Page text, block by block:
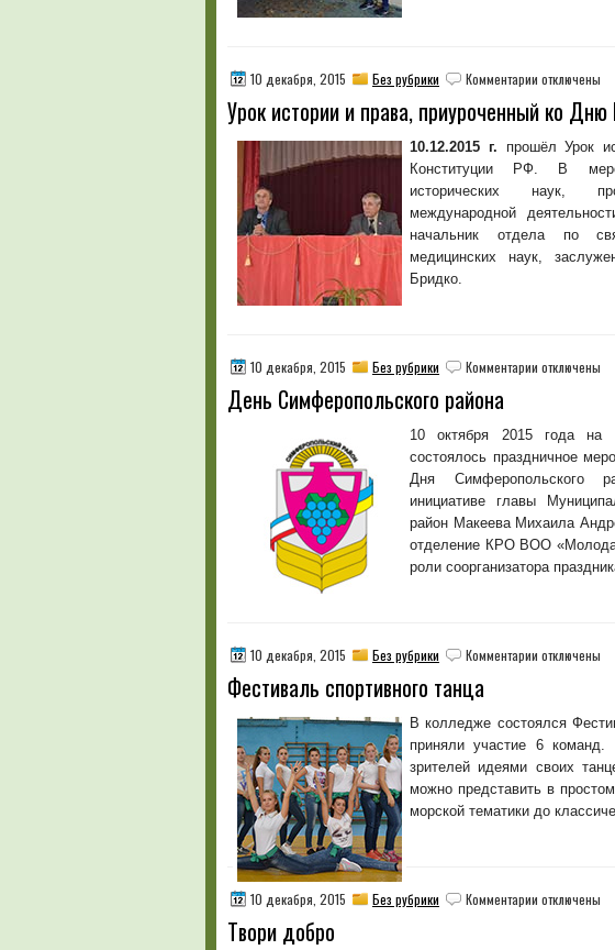
10 декабря, 2015 Без рубрики Комментарии к
Урок
истории
и
права,
ко
Дню
Конституции
отключены
Урок истории и права, приуроченный ко
10.12.2015 г. прошёл Урок
Конституции РФ. В
исторических наук,
международной
начальник отдела по
медицинских наук,
Бридко.
10 декабря, 2015 Без рубрики Комментарии к
района
отключены
День Симферопольского района
10 октября 2015 года на
состоялось праздничное
Дня Симферопольского
инициативе главы
район Макеева Михаила
отделение КРО ВОО
роли соорганизатора
10 декабря, 2015 Без рубрики Комментарии к
спортивного
танца
отключены
Фестиваль спортивного танца
В колледже состоялся
приняли участие 6
зрителей идеями своих
можно представить в
морской тематики до
10 декабря, 2015 Без рубрики Комментарии котключены
Твори добро